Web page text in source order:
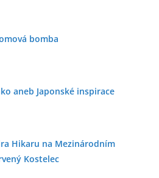
bomba
aneb Japonské inspirace
Hikaru na Mezinárodním
Kostelec